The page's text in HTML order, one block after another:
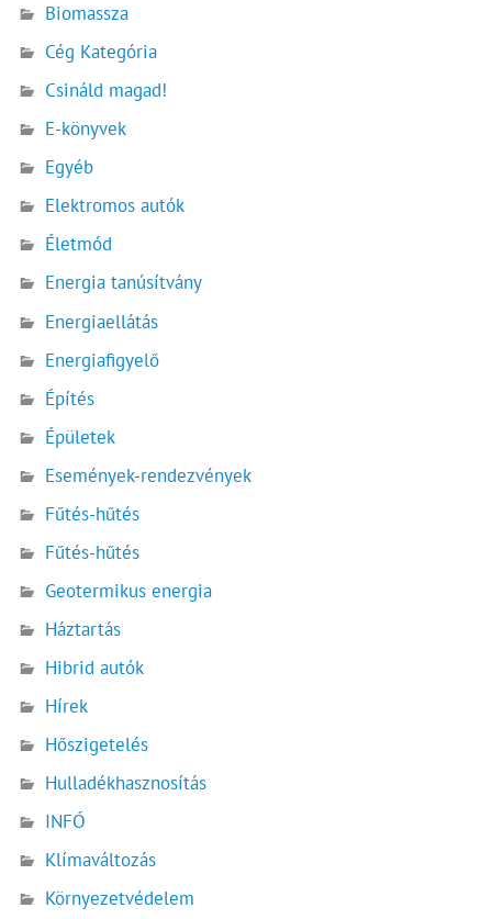
Biomassza
Cég Kategória
Csináld magad!
E-könyvek
Egyéb
Elektromos autók
Életmód
Energia tanúsítvány
Energiaellátás
Energiafigyelő
Építés
Épületek
Események-rendezvények
Fűtés-hűtés
Fűtés-hűtés
Geotermikus energia
Háztartás
Hibrid autók
Hírek
Hőszigetelés
Hulladékhasznosítás
INFÓ
Klímaváltozás
Környezetvédelem